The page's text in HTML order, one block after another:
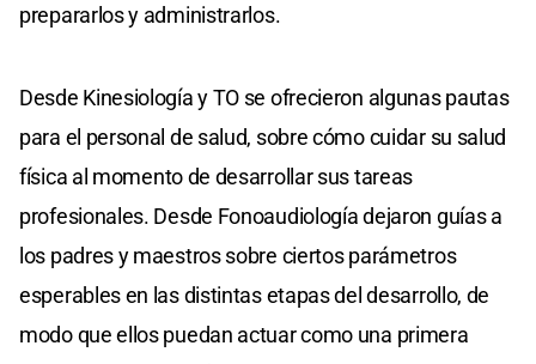
prepararlos y administrarlos.
Desde Kinesiología y TO se ofrecieron algunas pautas
para el personal de salud, sobre cómo cuidar su salud
física al momento de desarrollar sus tareas
profesionales. Desde Fonoaudiología dejaron guías a
los padres y maestros sobre ciertos parámetros
esperables en las distintas etapas del desarrollo, de
modo que ellos puedan actuar como una primera